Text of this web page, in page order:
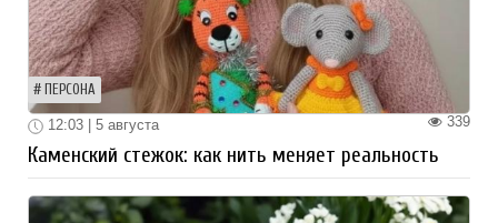
ПЕРСОНА
339
12:03 | 5 августа
Каменский стежок: как нить меняет реальность